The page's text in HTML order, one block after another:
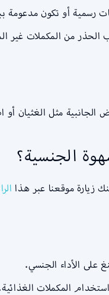
رسمية أو تكون مدعومة
من المكملات غير
مثل الغثيان
الجنسية؟
زيارة موقعنا عبر هذا
على الأداء الجنسي.
المكملات